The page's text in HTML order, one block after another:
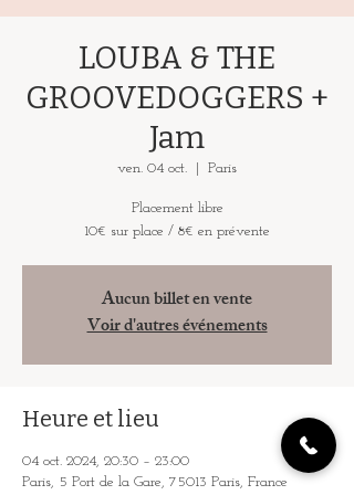
LOUBA & THE
GROOVEDOGGERS +
Jam
ven. 04 oct. Paris
Placement libre
10€ sur place / 8€ en prévente
Aucun billet en vente
Voir d'autres événements
Heure et lieu
04 oct. 2024, 20:30 – 23:00
Paris, 5 Port de la Gare, 75013 Paris, France